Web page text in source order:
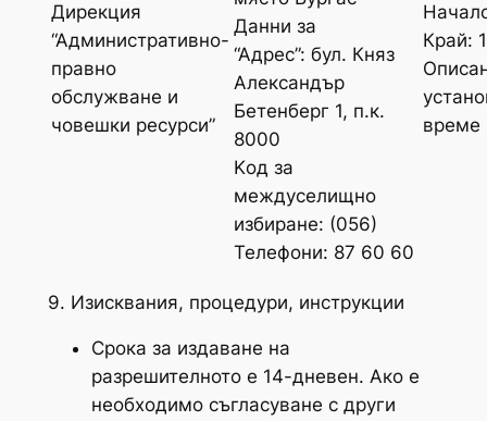
Дирекция
“Административно-
правно
обслужване и
човешки ресурси”
Данни за
“Адрес”: бул. Княз
Александър
Бетенберг 1, п.к.
8000
Kод за
междуселищно
избиране: (056)
Телефони: 87 60 60
Край:
време
9. Изисквания, процедури, инструкции
Срока за издаване на
разрешителното е 14-дневен. Ако е
необходимо съгласуване с други